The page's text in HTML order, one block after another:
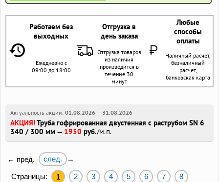
Работаем без
выходных
Отгрузка в
день заказа
Любые
способы
оплаты
Ежедневно с
09:00 до 18:00
Отгрузка товаров
из наличия
производится в
течение 30
минут
Наличный расчет,
безналичный
расчет,
банковская карта
Актуальность акции: 01.08.2026 — 31.08.2026
АКЦИЯ!Труба гофрированная двустенная с раструбом SN 6
340 / 300 мм — 1950 руб./м.п.
← пред. след. →
Страницы: 1 2 3 4 5 6 7 8